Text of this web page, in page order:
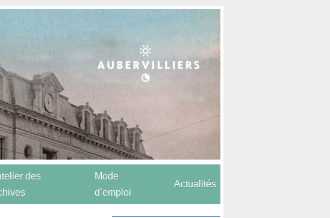
des
Mode
d’emploi
Actualités